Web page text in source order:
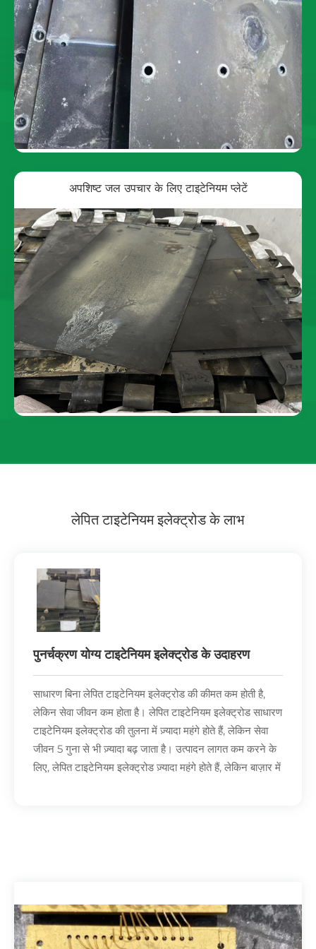
अपशिष्ट जल उपचार के लिए टाइटेनियम प्लेटें
लेपित टाइटेनियम इलेक्ट्रोड के लाभ
पुनर्चक्रण योग्य टाइटेनियम इलेक्ट्रोड के उदाहरण
साधारण बिना लेपित टाइटेनियम इलेक्ट्रोड की कीमत कम होती है,
लेकिन सेवा जीवन कम होता है। लेपित टाइटेनियम इलेक्ट्रोड साधारण
टाइटेनियम इलेक्ट्रोड की तुलना में ज़्यादा महंगे होते हैं, लेकिन सेवा
जीवन 5 गुना से भी ज़्यादा बढ़ जाता है। उत्पादन लागत कम करने के
लिए, लेपित टाइटेनियम इलेक्ट्रोड ज़्यादा महंगे होते हैं, लेकिन बाज़ार में
प्रोटॉन एक्सचेंज झिल्ली इलेक्ट्रोलिसिस टैंक में, समग्र एनोड
हाइड्रोजन उत्पादन दर ≥ 1.5 एल / (सेमी 2-एच) का उपयोग;